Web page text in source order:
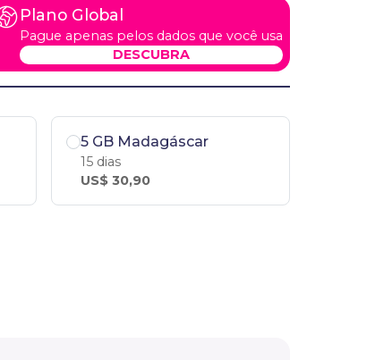
Plano Global
Pague apenas pelos dados que você usa
DESCUBRA
5 GB Madagáscar
15 dias
US$ 30,90